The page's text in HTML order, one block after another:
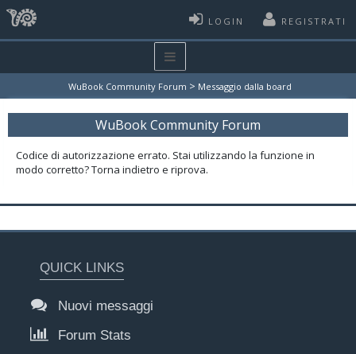
LOGIN REGISTRATI
WuBook Community Forum > Messaggio dalla board
WuBook Community Forum
Codice di autorizzazione errato. Stai utilizzando la funzione in
modo corretto? Torna indietro e riprova.
QUICK LINKS
Nuovi messaggi
Forum Stats